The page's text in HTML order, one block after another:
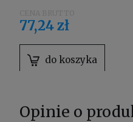
77,24 zł
do koszyka
Opinie o